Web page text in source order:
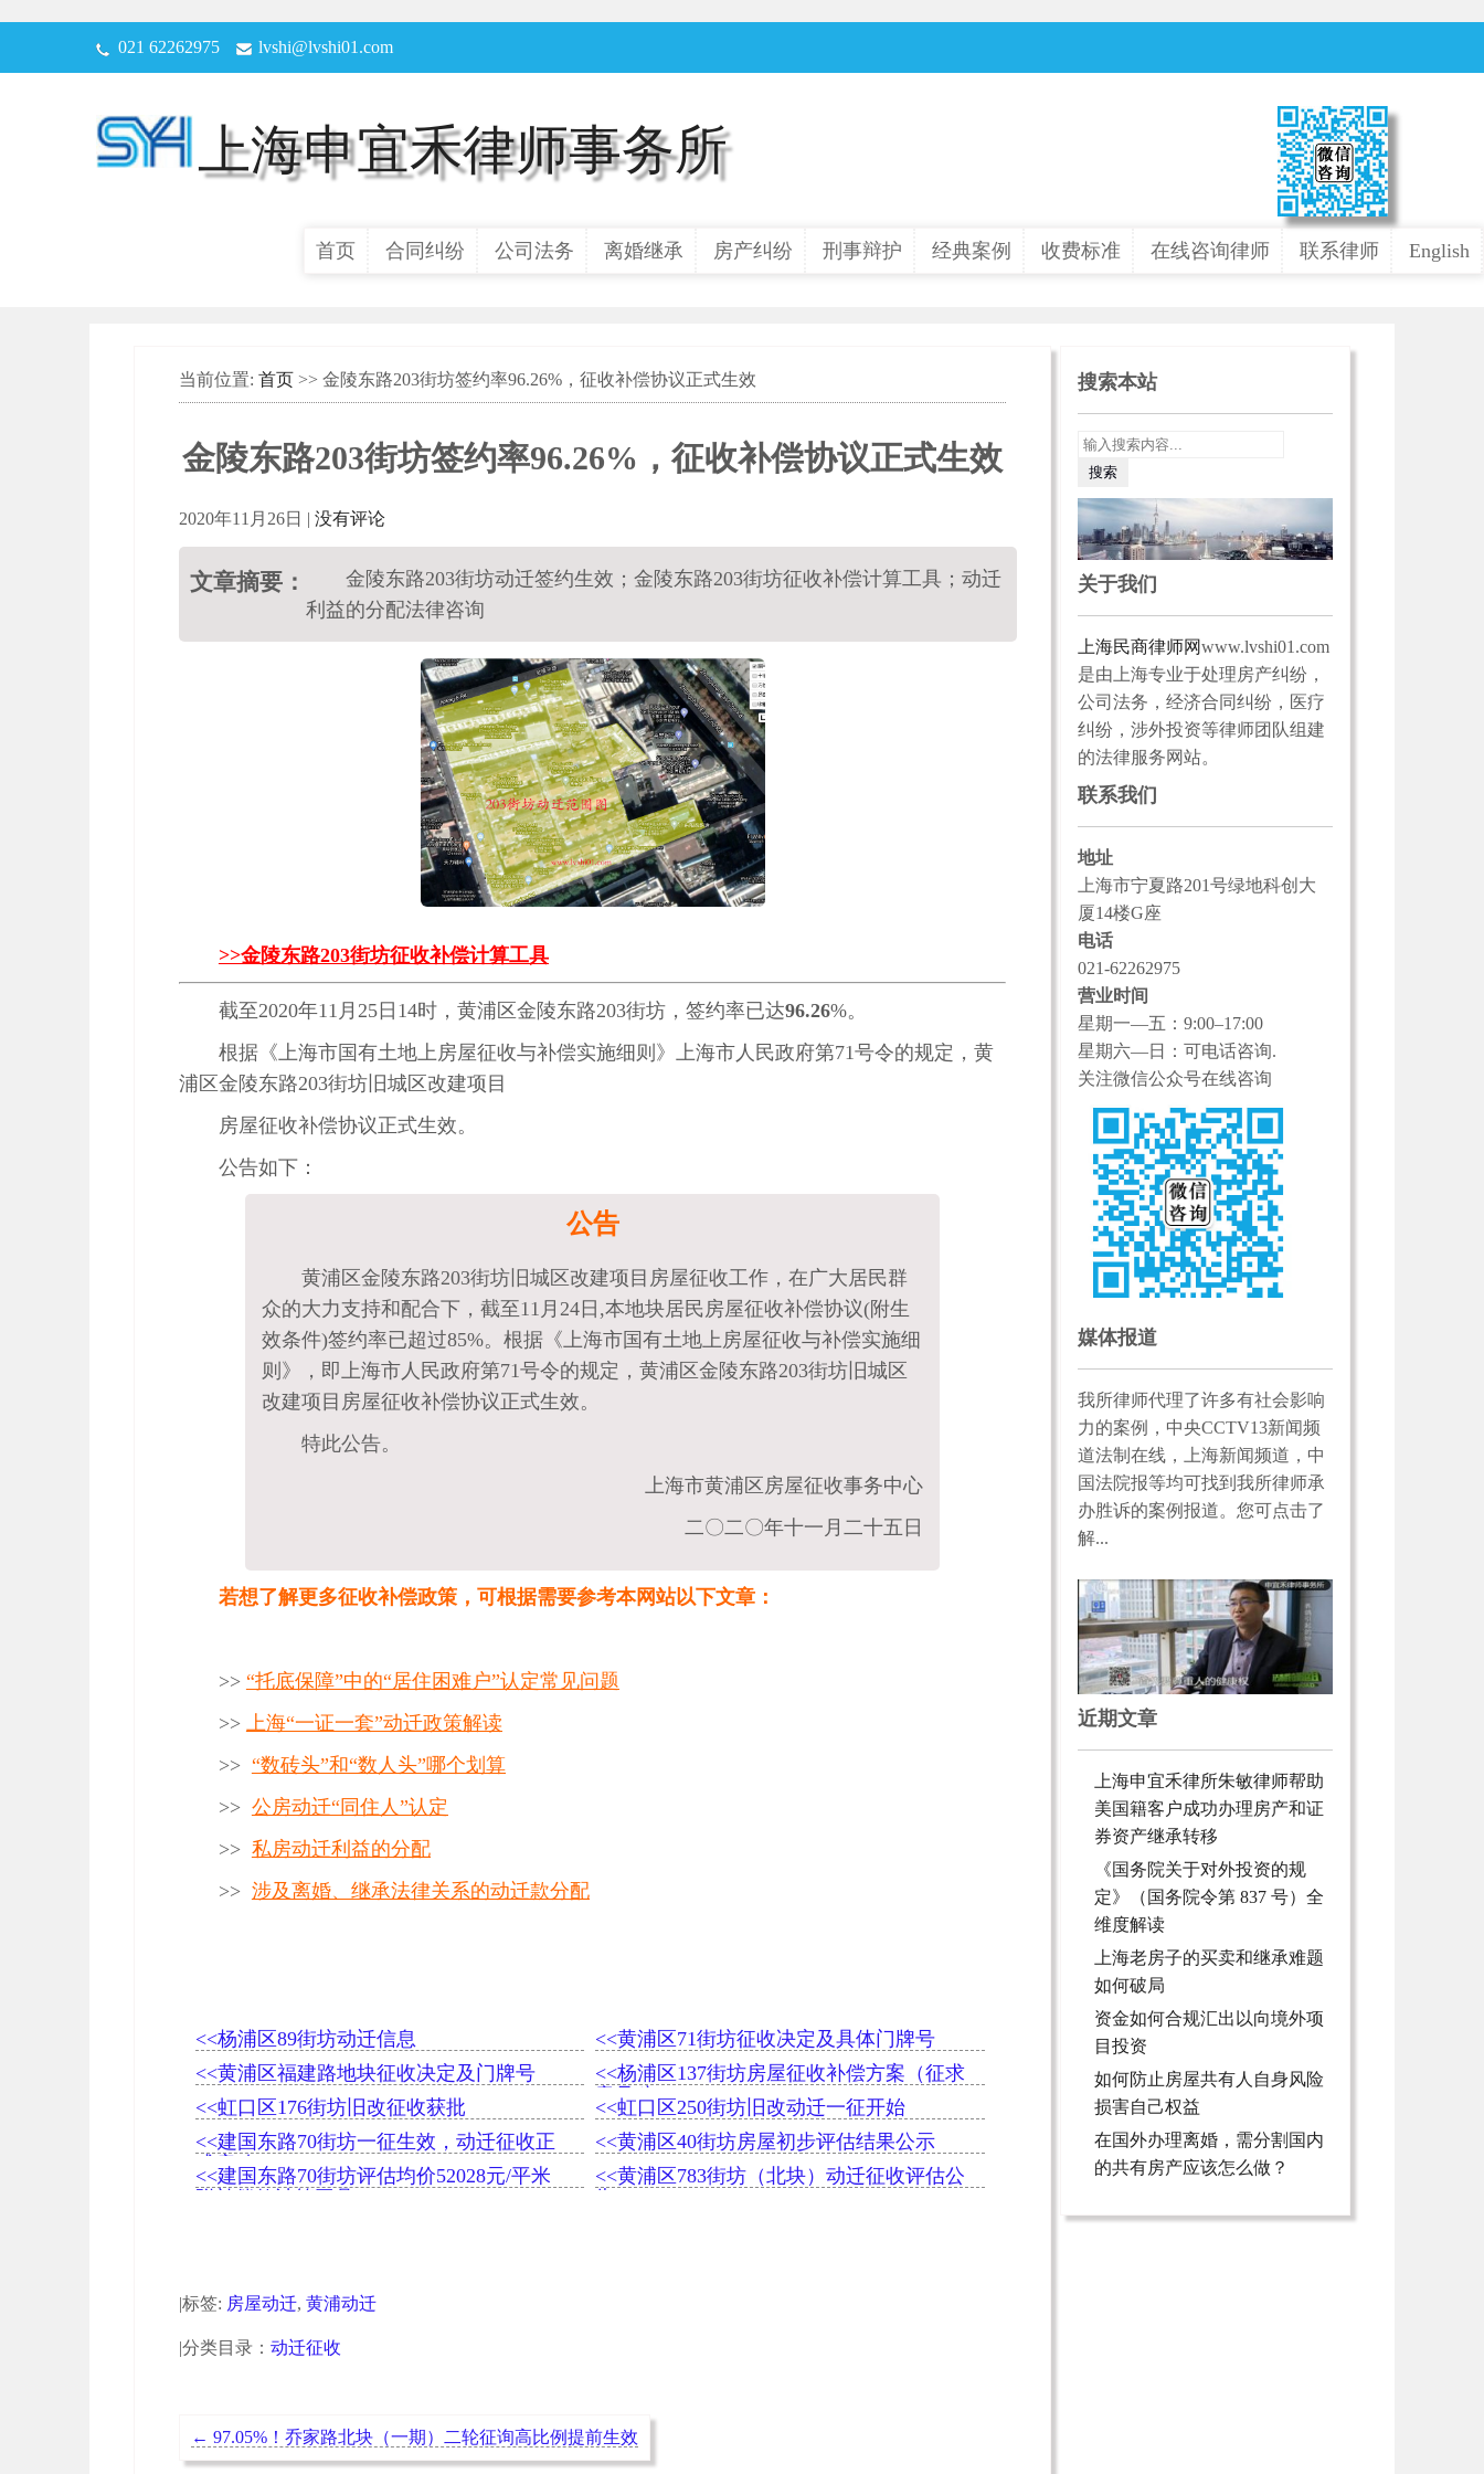
021 62262975 lvshi@lvshi01.com
上海申宜禾律师事务所
首页 合同纠纷 公司法务 离婚继承 房产纠纷 刑事辩护 经典案例 收费标准 在线咨询律师 联系律师 English
当前位置: 首页 >> 金陵东路203街坊签约率96.26%，征收补偿协议正式生效
金陵东路203街坊签约率96.26%，征收补偿协议正式生效
2020年11月26日 | 没有评论
文章摘要：
金陵东路203街坊动迁签约生效；金陵东路203街坊征收补偿计算工具；动迁
利益的分配法律咨询
>>金陵东路203街坊征收补偿计算工具
截至2020年11月25日14时，黄浦区金陵东路203街坊，签约率已达96.26%。
根据《上海市国有土地上房屋征收与补偿实施细则》上海市人民政府第71号令的规定，黄
浦区金陵东路203街坊旧城区改建项目
房屋征收补偿协议正式生效。
公告如下：
公告
黄浦区金陵东路203街坊旧城区改建项目房屋征收工作，在广大居民群
众的大力支持和配合下，截至11月24日,本地块居民房屋征收补偿协议(附生
效条件)签约率已超过85%。根据《上海市国有土地上房屋征收与补偿实施细
则》，即上海市人民政府第71号令的规定，黄浦区金陵东路203街坊旧城区
改建项目房屋征收补偿协议正式生效。
特此公告。
上海市黄浦区房屋征收事务中心
二〇二〇年十一月二十五日
若想了解更多征收补偿政策，可根据需要参考本网站以下文章：
>> “托底保障”中的“居住困难户”认定常见问题
>> 上海“一证一套”动迁政策解读
>> “数砖头”和“数人头”哪个划算
>> 公房动迁“同住人”认定
>> 私房动迁利益的分配
>> 涉及离婚、继承法律关系的动迁款分配
<<杨浦区89街坊动迁信息
<<黄浦区71街坊征收决定及具体门牌号
<<黄浦区福建路地块征收决定及门牌号
<<杨浦区137街坊房屋征收补偿方案（征求
意见稿）
<<虹口区176街坊旧改征收获批
<<虹口区250街坊旧改动迁一征开始
<<建国东路70街坊一征生效，动迁征收正
式启动
<<黄浦区40街坊房屋初步评估结果公示
<<建国东路70街坊评估均价52028元/平米
<<黄浦区783街坊（北块）动迁征收评估公
|标签: 房屋动迁, 黄浦动迁
|分类目录： 动迁征收
← 97.05%！乔家路北块（一期）二轮征询高比例提前生效
搜索本站
关于我们
上海民商律师网www.lvshi01.com
是由上海专业于处理房产纠纷，
公司法务，经济合同纠纷，医疗
纠纷，涉外投资等律师团队组建
的法律服务网站。
联系我们
地址
上海市宁夏路201号绿地科创大
厦14楼G座
电话
021-62262975
营业时间
星期一—五：9:00–17:00
星期六—日：可电话咨询.
关注微信公众号在线咨询
媒体报道
我所律师代理了许多有社会影响
力的案例，中央CCTV13新闻频
道法制在线，上海新闻频道，中
国法院报等均可找到我所律师承
办胜诉的案例报道。您可点击了
解...
近期文章
上海申宜禾律所朱敏律师帮助
美国籍客户成功办理房产和证
券资产继承转移
《国务院关于对外投资的规
定》（国务院令第 837 号）全
维度解读
上海老房子的买卖和继承难题
如何破局
资金如何合规汇出以向境外项
目投资
如何防止房屋共有人自身风险
损害自己权益
在国外办理离婚，需分割国内
的共有房产应该怎么做？